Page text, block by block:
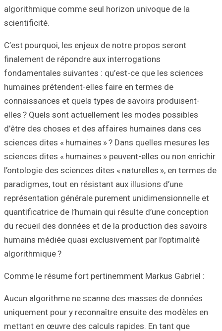
algorithmique
C’est pourquoi,
finalement de
fondamentales
humaines
connaissances
elles ? Quels
d’être des
sciences dites «
sciences dites «
l’ontologie des
paradigmes,
représentation
quantificatrice
du recueil des
humains
Comme le
Aucun
uniquement
mettant en